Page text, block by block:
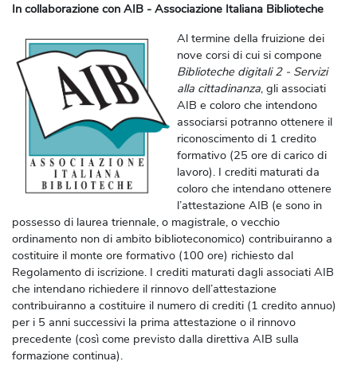
In collaborazione con AIB - Associazione Italiana Biblioteche
Al termine della fruizione dei
nove corsi di cui si compone
Biblioteche digitali 2 - Servizi
alla cittadinanza, gli associati
AIB e coloro che intendono
associarsi potranno ottenere il
riconoscimento di 1 credito
formativo (25 ore di carico di
lavoro). I crediti maturati da
coloro che intendano ottenere
l’attestazione AIB (e sono in
possesso di laurea triennale, o magistrale, o vecchio
ordinamento non di ambito biblioteconomico) contribuiranno a
costituire il monte ore formativo (100 ore) richiesto dal
Regolamento di iscrizione. I crediti maturati dagli associati AIB
che intendano richiedere il rinnovo dell’attestazione
contribuiranno a costituire il numero di crediti (1 credito annuo)
per i 5 anni successivi la prima attestazione o il rinnovo
precedente (così come previsto dalla direttiva AIB sulla
formazione continua).